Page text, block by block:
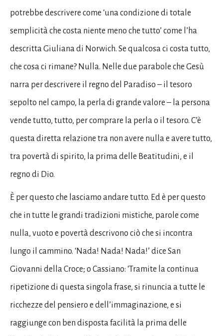
potrebbe descrivere come ‘una condizione di totale
semplicità che costa niente meno che tutto’ come l’ha
descritta Giuliana di Norwich. Se qualcosa ci costa tutto,
che cosa ci rimane? Nulla. Nelle due parabole che Gesù
narra per descrivere il regno del Paradiso – il tesoro
sepolto nel campo, la perla di grande valore – la persona
vende tutto, tutto, per comprare la perla o il tesoro. C’è
questa diretta relazione tra non avere nulla e avere tutto,
tra povertà di spirito, la prima delle Beatitudini, e il
regno di Dio.
È per questo che lasciamo andare tutto. Ed è per questo
che in tutte le grandi tradizioni mistiche, parole come
nulla, vuoto e povertà descrivono ciò che si incontra
lungo il cammino. ‘Nada! Nada! Nada!’ dice San
Giovanni della Croce; o Cassiano: ‘Tramite la continua
ripetizione di questa singola frase, si rinuncia a tutte le
ricchezze del pensiero e dell’immaginazione, e si
raggiunge con ben disposta facilità la prima delle